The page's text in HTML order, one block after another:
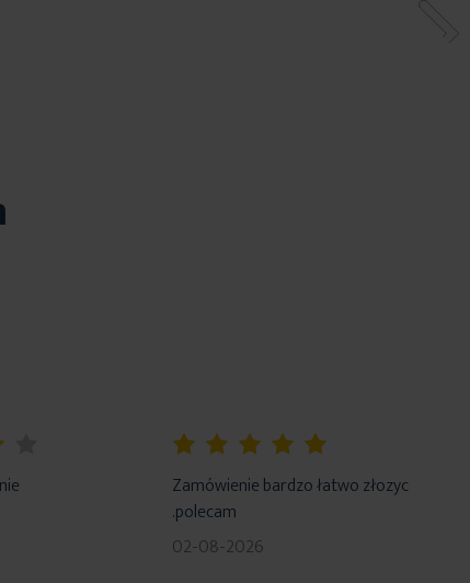
Zamówienie bardzo łatwo złozyc
.polecam
02-08-2026